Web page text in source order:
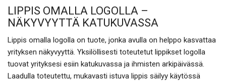
LIPPIS OMALLA LOGOLLA –
NÄKYVYYTTÄ KATUKUVASSA
Lippis omalla logolla on tuote, jonka avulla on helppo kasvattaa
yrityksen näkyvyyttä. Yksilöllisesti toteutetut lippikset logolla
tuovat yrityksesi esiin katukuvassa ja ihmisten arkipäivässä.
Laadulla toteutettu, mukavasti istuva lippis säilyy käytössä